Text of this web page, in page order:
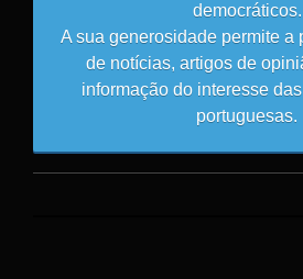
democráticos.
A sua generosidade permite a
de notícias, artigos de
informação do interesse
portuguesas.